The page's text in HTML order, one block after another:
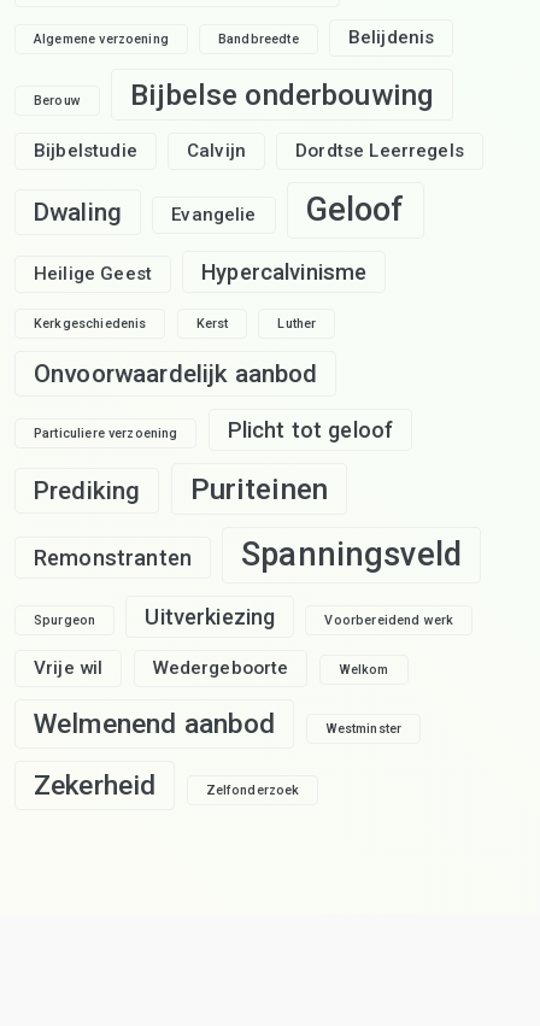
Algemene verzoening Bandbreedte Belijdenis
Berouw Bijbelse onderbouwing
Bijbelstudie Calvijn Dordtse Leerregels
Dwaling Evangelie Geloof
Heilige Geest Hypercalvinisme
Kerkgeschiedenis Kerst Luther
Onvoorwaardelijk aanbod
Particuliere verzoening Plicht tot geloof
Prediking Puriteinen
Remonstranten Spanningsveld
Spurgeon Uitverkiezing Voorbereidend werk
Vrije wil Wedergeboorte Welkom
Welmenend aanbod Westminster
Zekerheid Zelfonderzoek